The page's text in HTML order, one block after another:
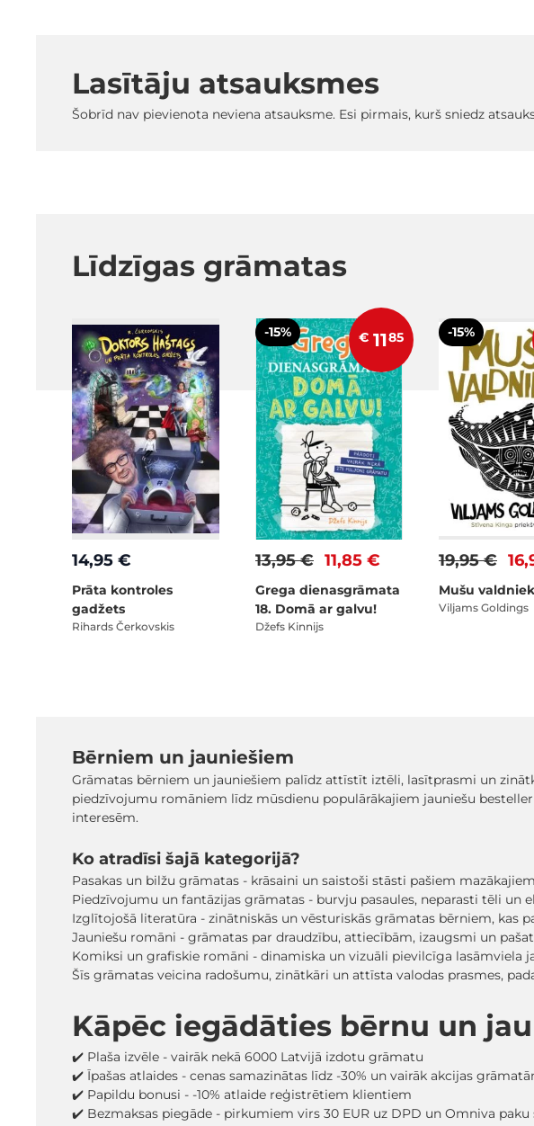
Lasītāju atsauksmes
Šobrīd nav pievienota neviena atsauksme. Esi pirmais, kurš sniedz
Līdzīgas grāmatas
14,95 €
Prāta kontroles
gadžets
Rihards Čerkovskis
-15% € 1185
11,85 €
13,95 €
Grega dienasgrāmata
18. Domā ar galvu!
Džefs Kinnijs
-15%
19,95 €
Mušu
Viljams Goldings
Bērniem un jauniešiem
Grāmatas bērniem un jauniešiem palīdz attīstīt iztēli, lasītprasmi un
piedzīvojumu romāniem līdz mūsdienu populārākajiem jauniešu
interesēm.
Ko atradīsi šajā kategorijā?
Pasakas un bilžu grāmatas - krāsaini un saistoši stāsti pašiem
Piedzīvojumu un fantāzijas grāmatas - burvju pasaules, neparasti tēli un
Izglītojošā literatūra - zinātniskās un vēsturiskās grāmatas bērniem, kas
Jauniešu romāni - grāmatas par draudzību, attiecībām, izaugsmi un
Komiksi un grafiskie romāni - dinamiska un vizuāli pievilcīga lasāmviela
Šīs grāmatas veicina radošumu, zinātkāri un attīsta valodas prasmes,
Kāpēc iegādāties bērnu un
✔️ Plaša izvēle - vairāk nekā 6000 Latvijā izdotu grāmatu
✔️ Īpašas atlaides - cenas samazinātas līdz -30% un vairāk akcijas
✔️ Papildu bonusi - -10% atlaide reģistrētiem klientiem
✔️ Bezmaksas piegāde - pirkumiem virs 30 EUR uz DPD un Omniva paku